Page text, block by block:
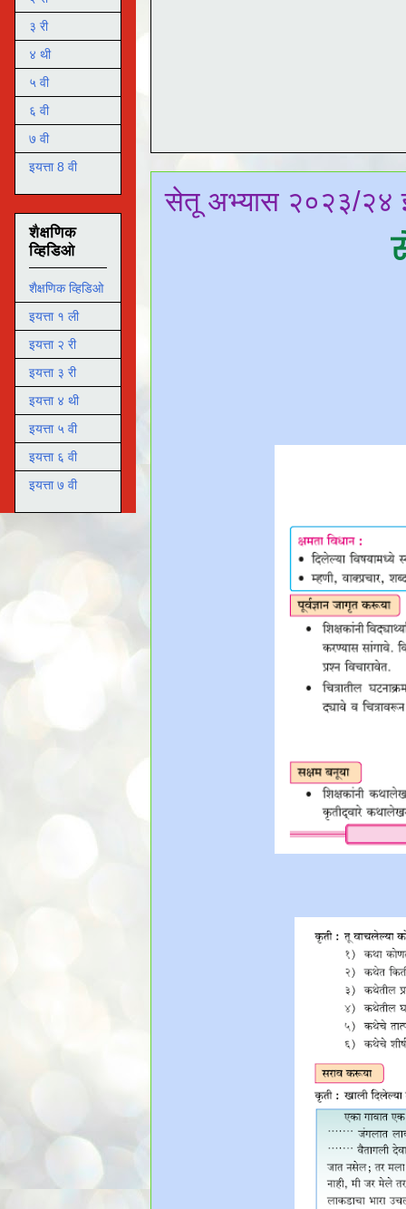
सेतू अभ्यास २०२३/२४
३ री
४ थी
५ वी
६ वी
७ वी
इयत्ता 8 वी
शैक्षणिक
व्हिडिओ
शैक्षणिक व्हिडिओ
इयत्ता १ ली
इयत्ता २ री
इयत्ता ३ री
इयत्ता ४ थी
इयत्ता ५ वी
इयत्ता ६ वी
इयत्ता ७ वी